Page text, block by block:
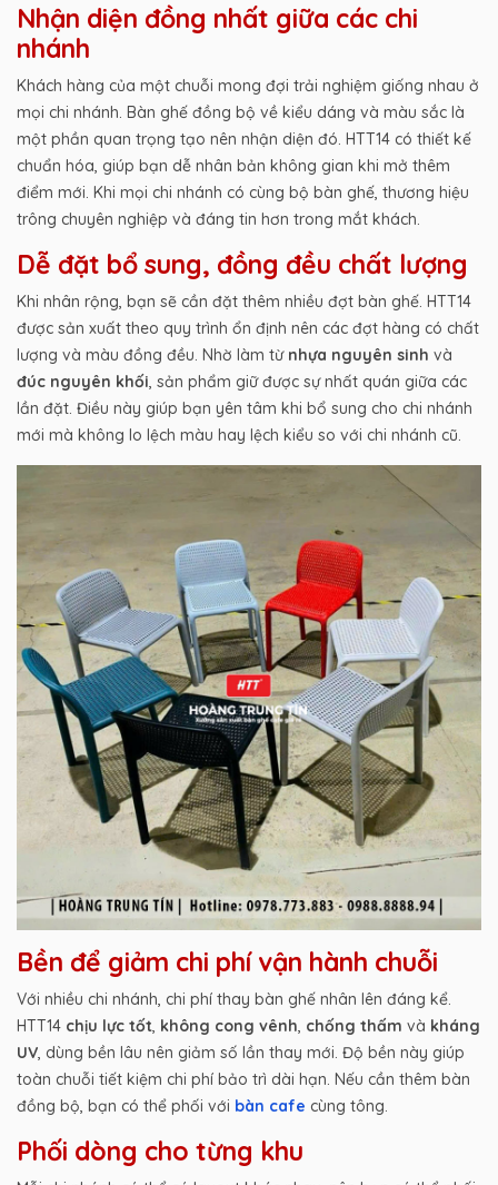
Nhận diện đồng nhất giữa các chi
nhánh
Khách hàng của một chuỗi mong đợi trải nghiệm giống nhau ở
mọi chi nhánh. Bàn ghế đồng bộ về kiểu dáng và màu sắc là
một phần quan trọng tạo nên nhận diện đó. HTT14 có thiết kế
chuẩn hóa, giúp bạn dễ nhân bản không gian khi mở thêm
điểm mới. Khi mọi chi nhánh có cùng bộ bàn ghế, thương hiệu
trông chuyên nghiệp và đáng tin hơn trong mắt khách.
Dễ đặt bổ sung, đồng đều chất lượng
Khi nhân rộng, bạn sẽ cần đặt thêm nhiều đợt bàn ghế. HTT14
được sản xuất theo quy trình ổn định nên các đợt hàng có chất
lượng và màu đồng đều. Nhờ làm từ nhựa nguyên sinh và
đúc nguyên khối , sản phẩm giữ được sự nhất quán giữa các
lần đặt. Điều này giúp bạn yên tâm khi bổ sung cho chi nhánh
mới mà không lo lệch màu hay lệch kiểu so với chi nhánh cũ.
Bền để giảm chi phí vận hành chuỗi
Với nhiều chi nhánh, chi phí thay bàn ghế nhân lên đáng kể.
HTT14 chịu lực tốt không cong vênh chống thấm và kháng
UV , dùng bền lâu nên giảm số lần thay mới. Độ bền này giúp
toàn chuỗi tiết kiệm chi phí bảo trì dài hạn. Nếu cần thêm bàn
đồng bộ, bạn có thể phối với bàn cafe cùng tông.
Phối dòng cho từng khu